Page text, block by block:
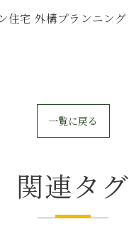
住宅 外構プランニング
一覧に戻る
関連タグ